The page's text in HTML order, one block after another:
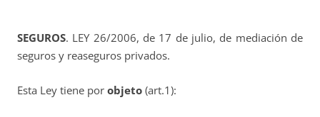
SEGUROS. LEY 26/2006, de 17 de julio, de mediación de
seguros y reaseguros privados.
Esta Ley tiene por objeto (art.1):